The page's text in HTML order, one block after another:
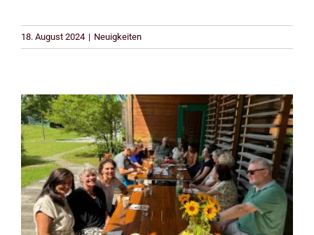
18. August 2024 | Neuigkeiten